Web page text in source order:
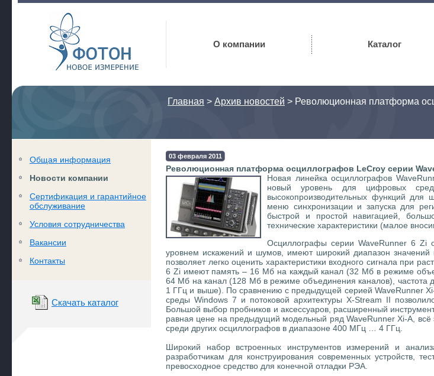
Фотон
О компании Каталог
Главная > Архив новостей > Революционная платформа
Общая информация
Новости компании
Сертификация и гарантийное
обслуживание
Условия сотрудничества
Вакансии
Контакты
Скачать каталог
03 февраля 2011
Революционная платформа осциллографов LeCroy серии
Новая линейка осциллографов
новый уровень для цифровых
высокопроизводительных функций для
меню синхронизации и запуска для
быстрой и простой навигацией,
технические характеристики (малое
Осциллографы серии WaveRunner 6 Zi
уровнем искажений и шумов, имеют широкий диапазон значений
позволяет легко оценить характеристики входного сигнала при
6 Zi имеют память – 16 Мб на каждый канал (32 Мб в режиме
64 Mб на канал (128 Мб в режиме объединения каналов), частота
1 ГГц и выше). По сравнению с предыдущей серией WaveRunner
среды Windows 7 и потоковой архитектуры X-Stream II
Большой выбор пробников и аксессуаров, расширенный
равная цене на предыдущий модельный ряд WaveRunner Xi-A, всё
среди других осциллографов в диапазоне 400 МГц … 4 ГГц.
Широкий набор встроенных инструментов измерений и
разработчикам для конструирования современных устройств,
превосходное средство для конечной отладки РЭА.